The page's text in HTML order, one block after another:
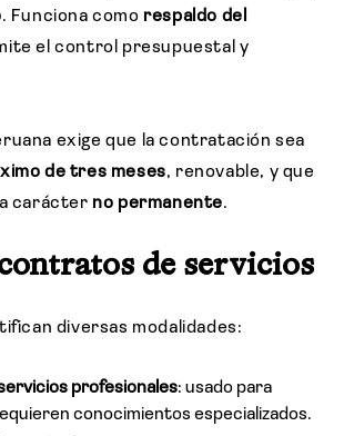
. Funciona como respaldo del
el control presupuestal y
exige que la contratación sea
de tres meses, renovable, y que
carácter no permanente.
de servicios
diversas modalidades:
profesionales: usado para
conocimientos especializados.